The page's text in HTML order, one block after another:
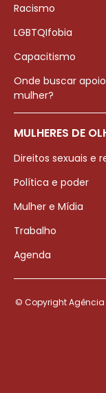
Racismo
LGBTQIfobia
Capacitismo
Onde buscar
mulher?
MULHERES DE
Direitos sexuais e
Política e poder
Mulher e Mídia
Trabalho
Agenda
© Copyright